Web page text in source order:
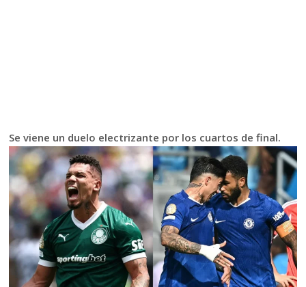
Se viene un duelo electrizante por los cuartos de final.